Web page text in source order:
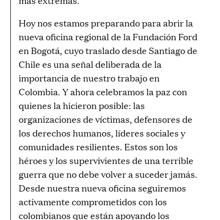
Hoy nos estamos preparando para abrir la
nueva oficina regional de la Fundación Ford
en Bogotá, cuyo traslado desde Santiago de
Chile es una señal deliberada de la
importancia de nuestro trabajo en
Colombia. Y ahora celebramos la paz con
quienes la hicieron posible: las
organizaciones de víctimas, defensores de
los derechos humanos, líderes sociales y
comunidades resilientes. Estos son los
héroes y los supervivientes de una terrible
guerra que no debe volver a suceder jamás.
Desde nuestra nueva oficina seguiremos
activamente comprometidos con los
colombianos que están apoyando los